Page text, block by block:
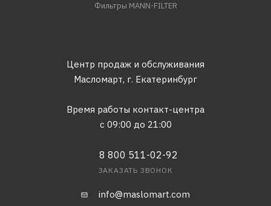
Фильтры MANN-FILTER
Центр продаж и обслуживания
Масломарт, г. Екатеринбург
Время работы контакт-центра
с 09:00 до 21:00
8 800 511-02-92
ЗАКАЗАТЬ ЗВОНОК
info@maslomart.com